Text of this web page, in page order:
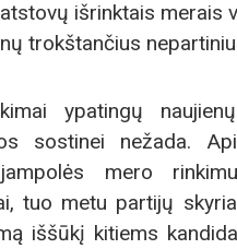
išrinktais merais
trokštančius
ypatingų
sostinei nežada.
mero
tuo metu partijų
iššūkį kitiems